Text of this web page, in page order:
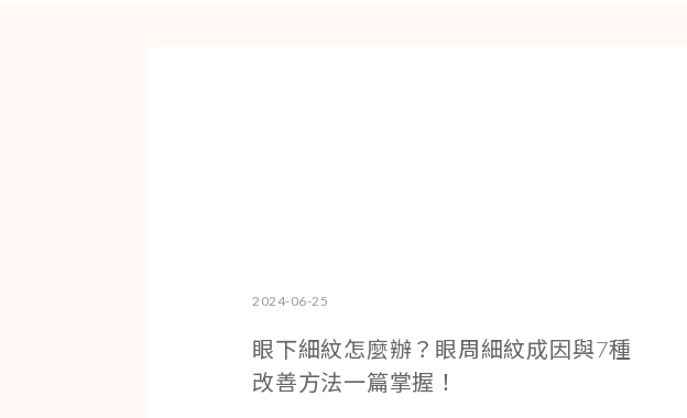
2024-06-25
眼下細紋怎麼辦？眼周細紋成因與7種
改善方法一篇掌握！